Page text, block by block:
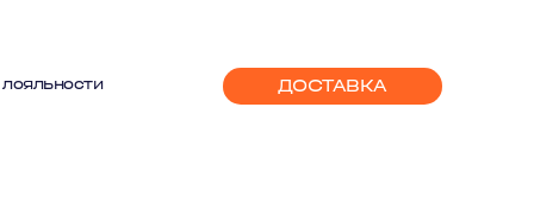
ДОСТАВКА